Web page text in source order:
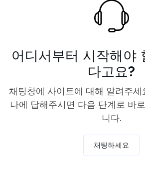
어디서부터 시작해야
다고요?
채팅창에 사이트에 대해 알려주
나에 답해주시면 다음 단계로 바
니다.
채팅하세요